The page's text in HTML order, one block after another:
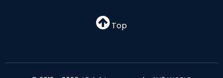
Top